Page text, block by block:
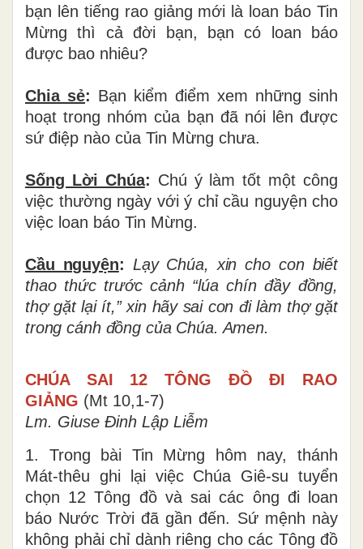
bạn lên tiếng rao giảng mới là loan báo Tin
Mừng thì cả đời bạn, bạn có loan báo
được bao nhiêu?
Chia sẻ: Bạn kiểm điểm xem những sinh
hoạt trong nhóm của bạn đã nói lên được
sứ điệp nào của Tin Mừng chưa.
Sống Lời Chúa: Chú ý làm tốt một công
việc thường ngày với ý chỉ cầu nguyện cho
việc loan báo Tin Mừng.
Cầu nguyện: Lạy Chúa, xin cho con biết
thao thức trước cảnh “lúa chín đầy đồng,
thợ gặt lại ít,” xin hãy sai con đi làm thợ gặt
trong cánh đồng của Chúa. Amen.
CHÚA SAI 12 TÔNG ĐỒ ĐI RAO
GIẢNG (Mt 10,1-7)
Lm. Giuse Đinh Lập Liễm
1. Trong bài Tin Mừng hôm nay, thánh
Mát-thêu ghi lại việc Chúa Giê-su tuyển
chọn 12 Tông đồ và sai các ông đi loan
báo Nước Trời đã gần đến. Sứ mệnh này
không phải chỉ dành riêng cho các Tông đồ